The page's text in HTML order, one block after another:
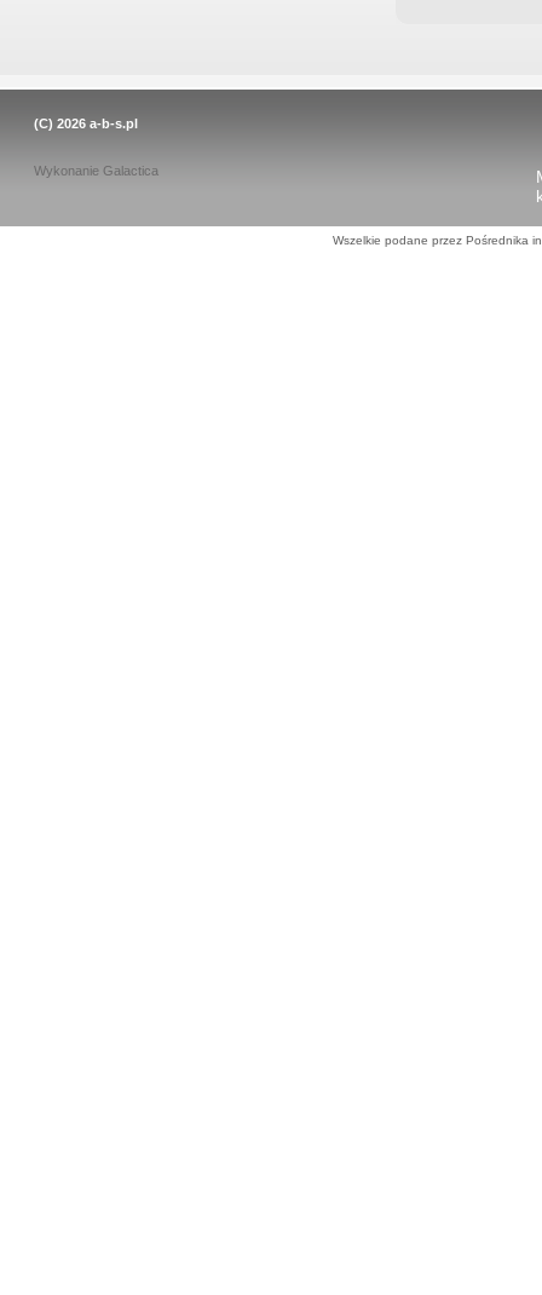
(C) 2026 a-b-s.pl
Wykonanie Galactica
Wszelkie podane przez Pośrednika